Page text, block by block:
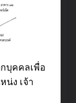
บุคคลเพื่อ
น่ง เจ้า